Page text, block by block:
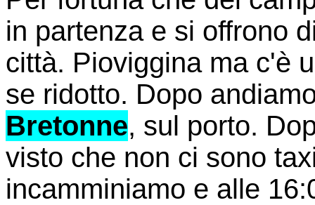
in partenza e si offrono
città. Pioviggina ma c'è
se ridotto. Dopo
Bretonne, sul porto.
visto che non ci sono
incamminiamo e alle